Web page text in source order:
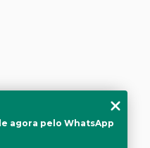
agora pelo WhatsApp